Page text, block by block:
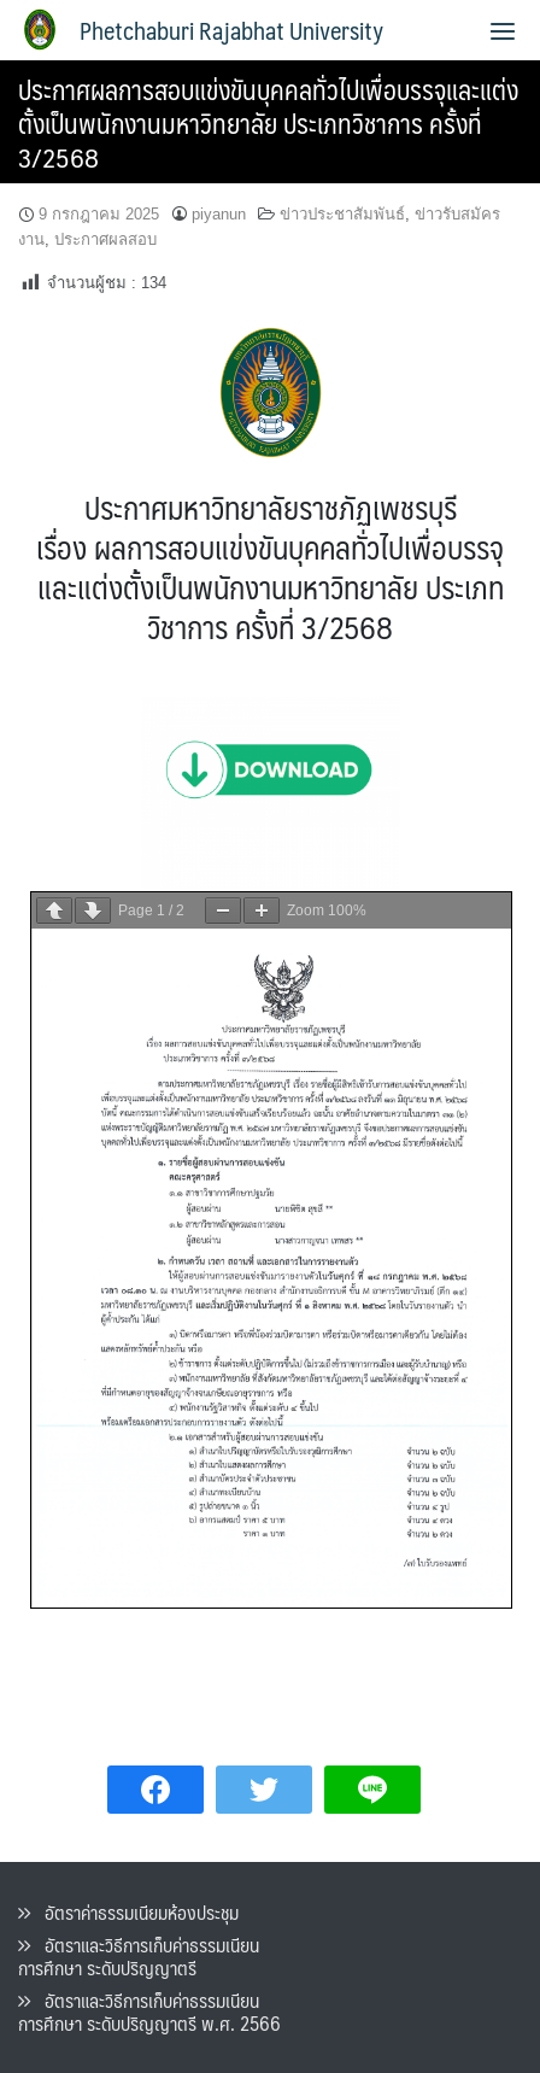
Phetchaburi Rajabhat University
ประกาศผลการสอบแข่งขันบุคคลทั่วไปเพื่อบรรจุและแต่ง
ตั้งเป็นพนักงานมหาวิทยาลัย ประเภทวิชาการ ครั้งที่
3/2568
9 กรกฎาคม 2025 piyanun ข่าวประชาสัมพันธ์, ข่าวรับสมัคร
งาน, ประกาศผลสอบ
จำนวนผู้ชม : 134
ประกาศมหาวิทยาลัยราชภัฏเพชรบุรี
เรื่อง ผลการสอบแข่งขันบุคคลทั่วไปเพื่อบรรจุ
และแต่งตั้งเป็นพนักงานมหาวิทยาลัย ประเภท
วิชาการ ครั้งที่ 3/2568
Page 1 / 2 Zoom 100%
อัตราค่าธรรมเนียมห้องประชุม
อัตราและวิธีการเก็บค่าธรรมเนียน
การศึกษา ระดับปริญญาตรี
อัตราและวิธีการเก็บค่าธรรมเนียน
การศึกษา ระดับปริญญาตรี พ.ศ. 2566